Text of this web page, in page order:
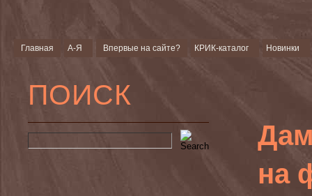
Главная А-Я Впервые на сайте? КРИК-каталог Новинки
ПОИСК
на